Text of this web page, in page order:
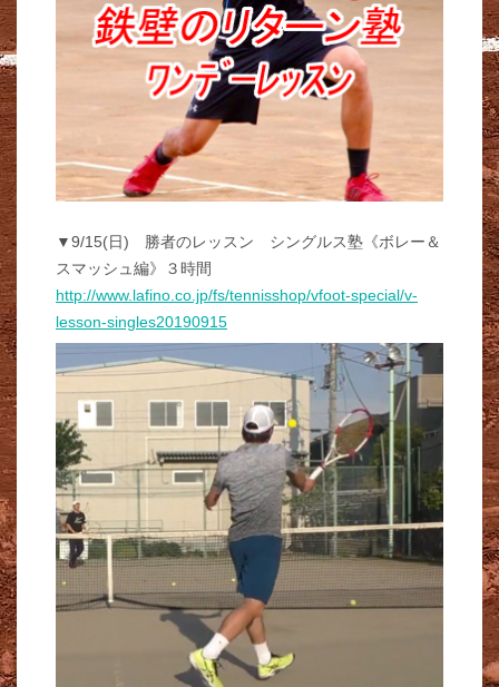
▼9/15(日) 勝者のレッスン シングルス塾《ボレー＆
スマッシュ編》３時間
http://www.lafino.co.jp/fs/tennisshop/vfoot-special/v-
lesson-singles20190915